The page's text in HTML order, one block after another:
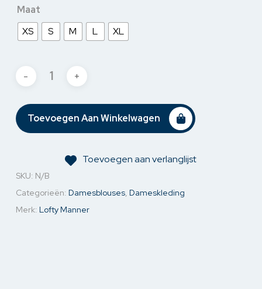
Maat
XS
S M L XL
Toevoegen Aan Winkelwagen
Toevoegen aan verlanglijst
SKU: N/B
Categorieën: Damesblouses, Dameskleding
Merk: Lofty Manner